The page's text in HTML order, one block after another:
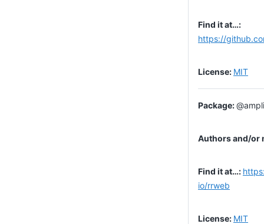
https://
MIT
io/rrweb
MIT